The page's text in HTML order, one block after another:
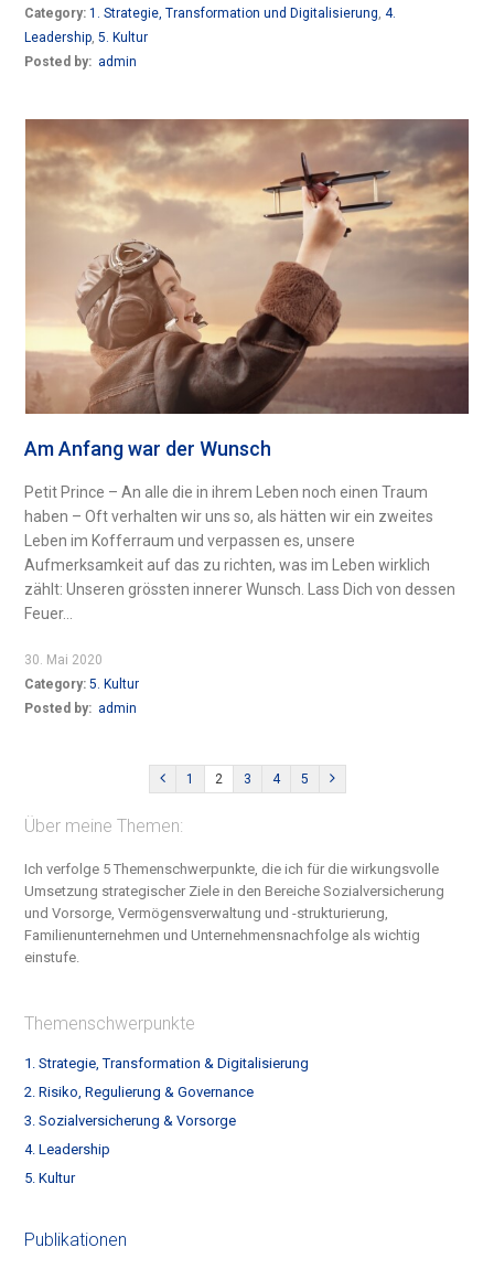
Category:1. Strategie, Transformation und Digitalisierung ,4.
Leadership ,5. Kultur
Posted by: admin
Am Anfang war der Wunsch
Petit Prince – An alle die in ihrem Leben noch einen Traum
haben – Oft verhalten wir uns so, als hätten wir ein zweites
Leben im Kofferraum und verpassen es, unsere
Aufmerksamkeit auf das zu richten, was im Leben wirklich
zählt: Unseren grössten innerer Wunsch. Lass Dich von dessen
Feuer...
30. Mai 2020
Category:5. Kultur
Posted by: admin
1 2 3 4 5
Über meine Themen:
Ich verfolge 5 Themenschwerpunkte, die ich für die wirkungsvolle
Umsetzung strategischer Ziele in den Bereiche Sozialversicherung
und Vorsorge, Vermögensverwaltung und -strukturierung,
Familienunternehmen und Unternehmensnachfolge als wichtig
einstufe.
Themenschwerpunkte
1. Strategie, Transformation & Digitalisierung
2. Risiko, Regulierung & Governance
3. Sozialversicherung & Vorsorge
4. Leadership
5. Kultur
Publikationen